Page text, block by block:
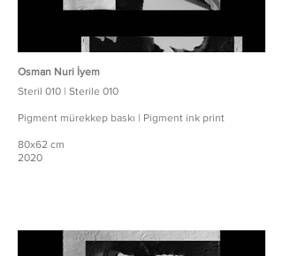
Osman Nuri İyem
Steril 010 | Sterile 010
Pigment mürekkep baskı | Pigment ink print
80x62 cm
2020